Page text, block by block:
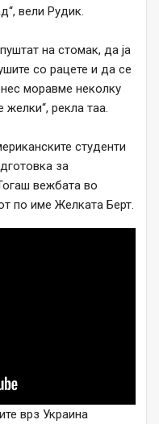
вели Рудик.
на стомак, да ја
со рацете и да се
моравме неколку
рекла таа.
студенти
за
вежбата во
по име Желката Берт.
врз Украина